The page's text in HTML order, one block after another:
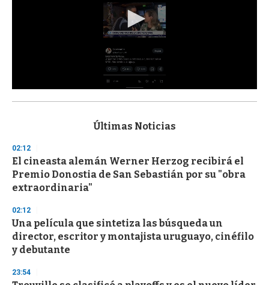
s
d
s
o
f
3
s
e
c
o
n
d
Últimas Noticias
02:12
El cineasta alemán Werner Herzog recibirá el
Premio Donostia de San Sebastián por su "obra
extraordinaria"
02:12
Una película que sintetiza las búsqueda un
director, escritor y montajista uruguayo, cinéfilo
y debutante
23:54